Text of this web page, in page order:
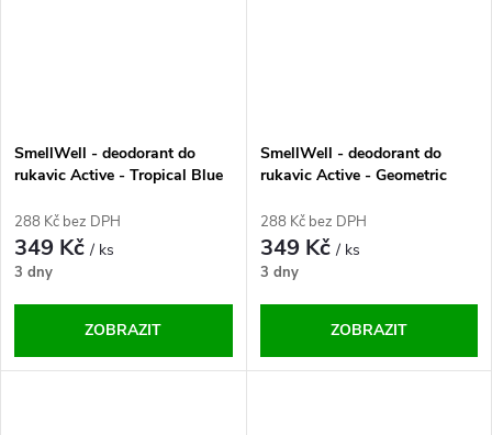
SmellWell - deodorant do
rukavic Active - Tropical Blue
288 Kč bez DPH
349 Kč/ ks
3 dny
ZOBRAZIT
SmellWell - deodorant do
rukavic Active - Geometric
288 Kč bez DPH
349 Kč/ ks
3 dny
ZOBRAZIT